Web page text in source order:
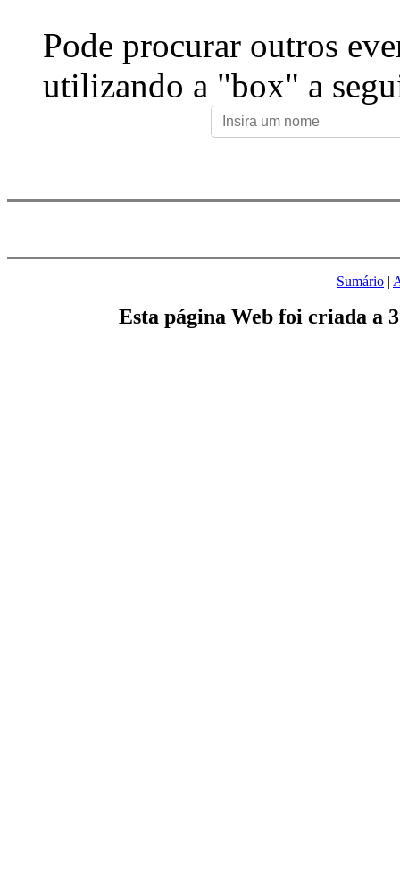
Pode procurar outros
utilizando a "box" a
Sumário |
Esta página Web foi criada a